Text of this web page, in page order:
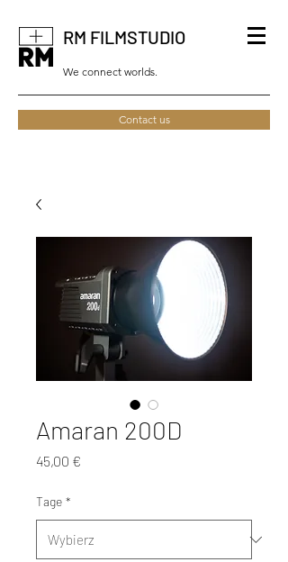
RM FILMSTUDIO
We connect worlds.
Contact us
Amaran 200D
45,00 €
Tage *